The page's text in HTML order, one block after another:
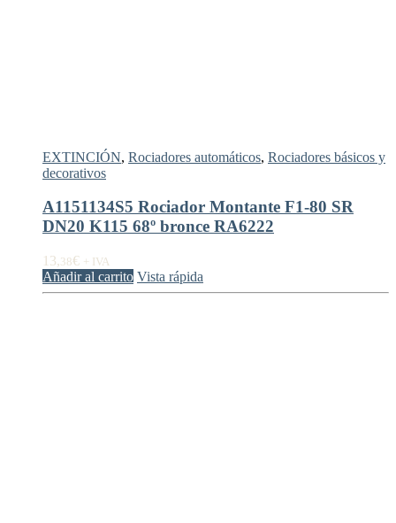
EXTINCIÓN, Rociadores automáticos, Rociadores básicos y
decorativos
A1151134S5 Rociador Montante F1-80 SR
DN20 K115 68º bronce RA6222
13,38€ + IVA
Añadir al carrito Vista rápida